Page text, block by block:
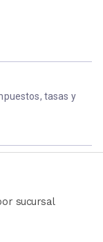
tasas y
sucursal